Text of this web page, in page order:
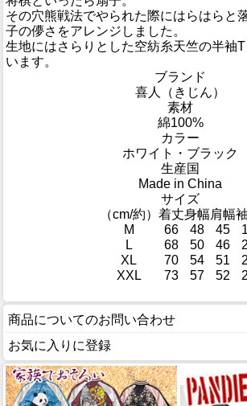
その穴熊戦法でやられた際にはらはらと
子の儚さをアレンジしました。
生地にはさらりとした空紡糸天竺の半袖
います。
ブランド
喜人（きじん）
素材
綿100%
カラー
ホワイト・ブラック
生産国
Made in China
サイズ
（cm/約） 着丈身幅肩幅
M
66 48 45
L
68 50 46
XL
70 54 51
XXL
73 57 52
商品についてのお問い合わせ
お気に入りに登録